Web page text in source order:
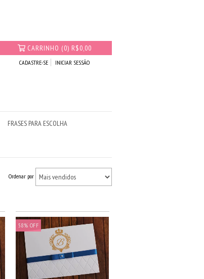
CARRINHO (0) R$0,00
CADASTRE-SE INICIAR SESSÃO
FRASES PARA ESCOLHA
Ordenar por
58% OFF